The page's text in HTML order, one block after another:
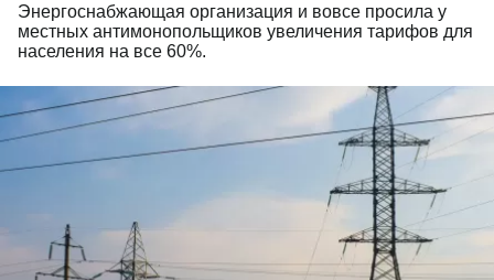
Энергоснабжающая организация и вовсе просила у
местных антимонопольщиков увеличения тарифов для
населения на все 60%.